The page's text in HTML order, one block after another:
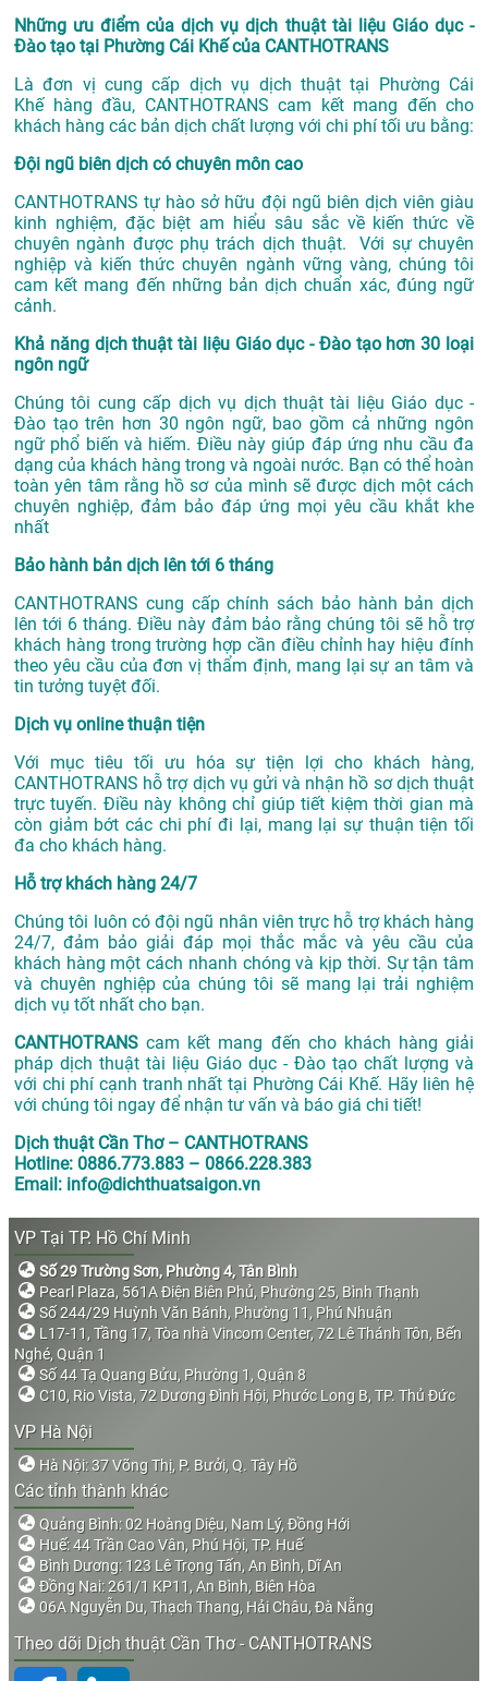
Những ưu điểm của dịch vụ dịch thuật tài liệu Giáo dục -
Đào tạo tại Phường Cái Khế của CANTHOTRANS
Là đơn vị cung cấp dịch vụ dịch thuật tại Phường Cái
Khếhàng đầu, CANTHOTRANS cam kết mang đến cho
khách hàng các bản dịch chất lượng với chi phí tối ưu bằng:
Đội ngũ biên dịch có chuyên môn cao
CANTHOTRANS tự hào sở hữu đội ngũ biên dịch viên giàu
kinh nghiệm, đặc biệt am hiểu sâu sắc về kiến thức về
chuyên ngành được phụ trách dịch thuật. Với sự chuyên
nghiệp và kiến thức chuyên ngành vững vàng, chúng tôi
cam kết mang đến những bản dịch chuẩn xác, đúng ngữ
cảnh.
Khả năng dịch thuật tài liệu Giáo dục - Đào tạo hơn 30 loại
ngôn ngữ
Chúng tôi cung cấp dịch vụ dịch thuật tài liệu Giáo dục -
Đào tạo trên hơn 30 ngôn ngữ, bao gồm cả những ngôn
ngữ phổ biến và hiếm. Điều này giúp đáp ứng nhu cầu đa
dạng của khách hàng trong và ngoài nước. Bạn có thể hoàn
toàn yên tâm rằng hồ sơ của mình sẽ được dịch một cách
chuyên nghiệp, đảm bảo đáp ứng mọi yêu cầu khắt khe
nhất
Bảo hành bản dịch lên tới 6 tháng
CANTHOTRANS cung cấp chính sách bảo hành bản dịch
lên tới 6 tháng. Điều này đảm bảo rằng chúng tôi sẽ hỗ trợ
khách hàng trong trường hợp cần điều chỉnh hay hiệu đính
theo yêu cầu của đơn vị thẩm định, mang lại sự an tâm và
tin tưởng tuyệt đối.
Dịch vụ online thuận tiện
Với mục tiêu tối ưu hóa sự tiện lợi cho khách hàng,
CANTHOTRANS hỗ trợ dịch vụ gửi và nhận hồ sơ dịch thuật
trực tuyến. Điều này không chỉ giúp tiết kiệm thời gian mà
còn giảm bớt các chi phí đi lại, mang lại sự thuận tiện tối
đa cho khách hàng.
Hỗ trợ khách hàng 24/7
Chúng tôi luôn có đội ngũ nhân viên trực hỗ trợ khách hàng
24/7, đảm bảo giải đáp mọi thắc mắc và yêu cầu của
khách hàng một cách nhanh chóng và kịp thời. Sự tận tâm
và chuyên nghiệp của chúng tôi sẽ mang lại trải nghiệm
dịch vụ tốt nhất cho bạn.
CANTHOTRANS cam kết mang đến cho khách hàng giải
pháp dịch thuật tài liệu Giáo dục - Đào tạo chất lượng và
với chi phí cạnh tranh nhất tại Phường Cái Khế. Hãy liên hệ
với chúng tôi ngay để nhận tư vấn và báo giá chi tiết!
Dịch thuật Cần Thơ – CANTHOTRANS
Hotline: 0886.773.883 – 0866.228.383
Email: info@dichthuatsaigon.vn
VP Tại TP. Hồ Chí Minh
Số 29 Trường Sơn, Phường 4, Tân Bình
Pearl Plaza, 561A Điện Biên Phủ, Phường 25, Bình Thạnh
Số 244/29 Huỳnh Văn Bánh, Phường 11, Phú Nhuận
L17-11, Tầng 17, Tòa nhà Vincom Center, 72 Lê Thánh Tôn, Bến
Nghé, Quận 1
Số 44 Tạ Quang Bửu, Phường 1, Quận 8
C10, Rio Vista, 72 Dương Đình Hội, Phước Long B, TP. Thủ Đức
VP Hà Nội
Hà Nội: 37 Võng Thị, P. Bưởi, Q. Tây Hồ
Các tỉnh thành khác
Quảng Bình: 02 Hoàng Diệu, Nam Lý, Đồng Hới
Huế: 44 Trần Cao Vân, Phú Hội, TP. Huế
Bình Dương: 123 Lê Trọng Tấn, An Bình, Dĩ An
Đồng Nai: 261/1 KP11, An Bình, Biên Hòa
06A Nguyễn Du, Thạch Thang, Hải Châu, Đà Nẵng
Theo dõi Dịch thuật Cần Thơ - CANTHOTRANS